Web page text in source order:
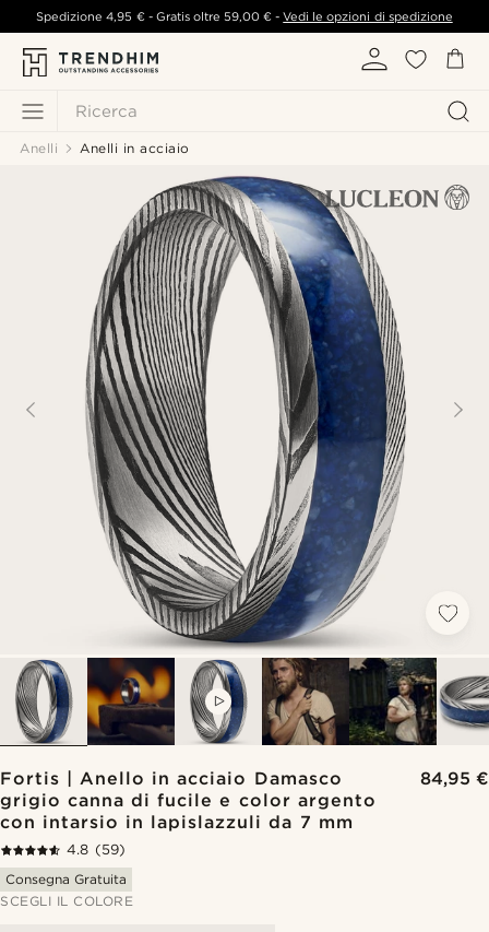
Ricerca
Spedizione4,95 €- Gratis oltre 59,00 € -Vedi le opzioni di spedizione
Anelli Anelli in acciaio
VIDEO
Fortis | Anello in acciaio Damasco
grigio canna di fucile e color argento
con intarsio in lapislazzuli da 7 mm
84,95 €
4.8 (59)
Consegna Gratuita
SCEGLI IL COLORE